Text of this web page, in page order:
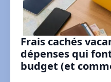
Frais cachés
dépenses qui
budget (et